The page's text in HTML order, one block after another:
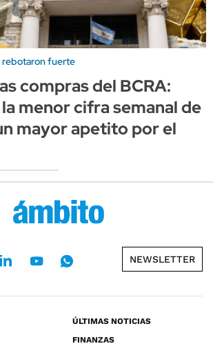
rebotaron fuerte
compras del BCRA:
menor cifra semanal de
mayor apetito por el
NEWSLETTER
ÚLTIMAS NOTICIAS
FINANZAS